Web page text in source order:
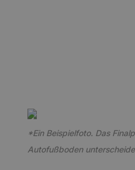
*Ein Beispielfoto. Das
Autofußboden